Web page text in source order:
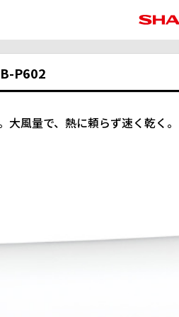
P602
風量で、熱に頼らず速く乾く。